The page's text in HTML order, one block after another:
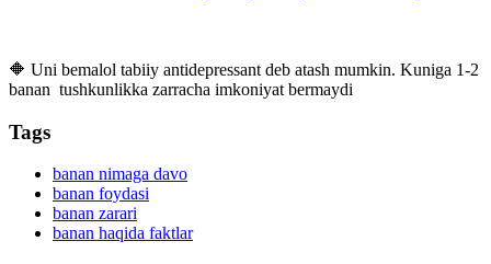
🔶 Uni bemalol tabiiy antidepressant deb atash mumkin. Kuniga 1-2
banan tushkunlikka zarracha imkoniyat bermaydi
Tags
banan nimaga davo
banan foydasi
banan zarari
banan haqida faktlar